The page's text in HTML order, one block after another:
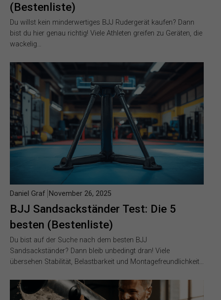
(Bestenliste)
Du willst kein minderwertiges BJJ Rudergerät kaufen? Dann
bist du hier genau richtig! Viele Athleten greifen zu Geräten, die
wackelig…
BJJ Sandsackständer Test: Die 5
besten (Bestenliste)
Daniel Graf November 26, 2025
Du bist auf der Suche nach dem besten BJJ
Sandsackständer? Dann bleib unbedingt dran! Viele
übersehen Stabilität, Belastbarkeit und Montagefreundlichkeit…